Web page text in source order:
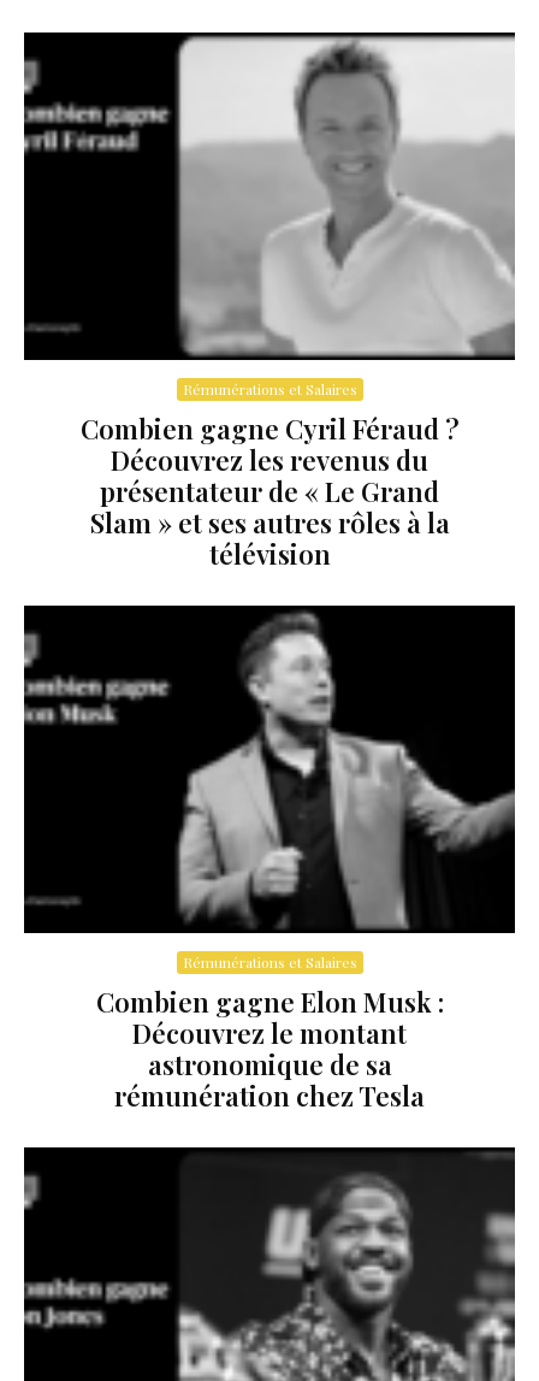
Rémunérations et Salaires
Combien gagne Cyril Féraud ?
Découvrez les revenus du
présentateur de « Le Grand
Slam » et ses autres rôles à la
télévision
Rémunérations et Salaires
Combien gagne Elon Musk :
Découvrez le montant
astronomique de sa
rémunération chez Tesla